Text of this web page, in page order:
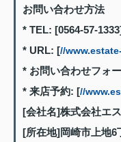
お問い合わせ方法
* TEL: [0564-57-
* URL: [//
* お問い合わせフォ
* 来店予約: [//
[会社名]株式会社エ
[所在地]岡崎市上地6